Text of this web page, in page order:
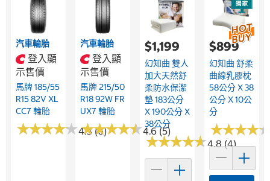
汽車輪胎
登入顯
示售價
馬牌 185/55
R15 82V XL
CC7 輪胎
★★★★★
★★★★★4.3 (6)
汽車輪胎
登入顯
示售價
馬牌 215/50
R18 92W FR
UX7 輪胎
★★★★★
★★★★★4.6 (5)
$1,199
幻知曲 雙人
加大天然舒
柔防水保潔
墊 183公分
X 190公分 X
38公分
★★★★★
★★★★★4.8 (4)
$899
幻知曲 舒柔
曲線乳膠枕
58公分 X 38
公分 X 10公
分
★★★★
★★★★